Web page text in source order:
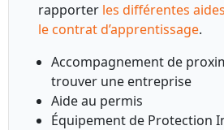
rapporter les différentes
le contrat d’apprentissage.
Accompagnement de
trouver une entreprise
Aide au permis
Équipement de Protection